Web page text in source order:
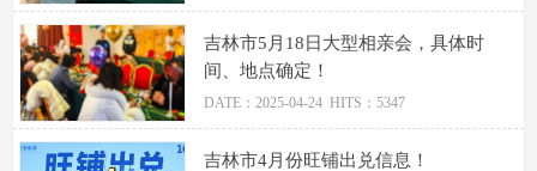
吉林市5月18日大型相亲会，具体时
间、地点确定！
DATE：2025-04-24 HITS：5347
吉林市4月份旺铺出兑信息！